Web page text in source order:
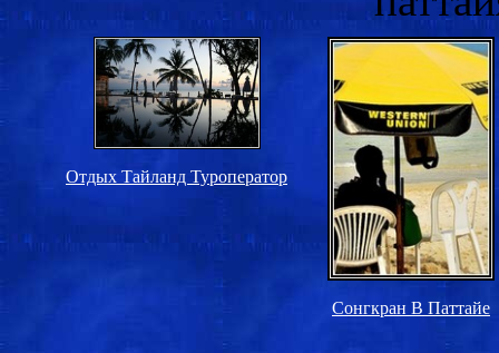
Отдых Тайланд Туроператор
Сонгкран В Паттайе